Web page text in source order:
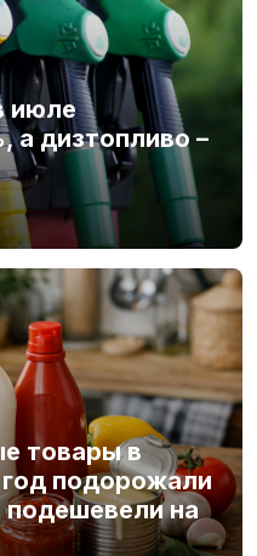
июле
а дизтопливо –
товары в
подорожали
подешевели на